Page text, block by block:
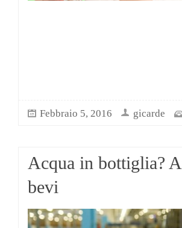
Febbraio 5, 2016 gicarde
Acqua in bottiglia?
bevi